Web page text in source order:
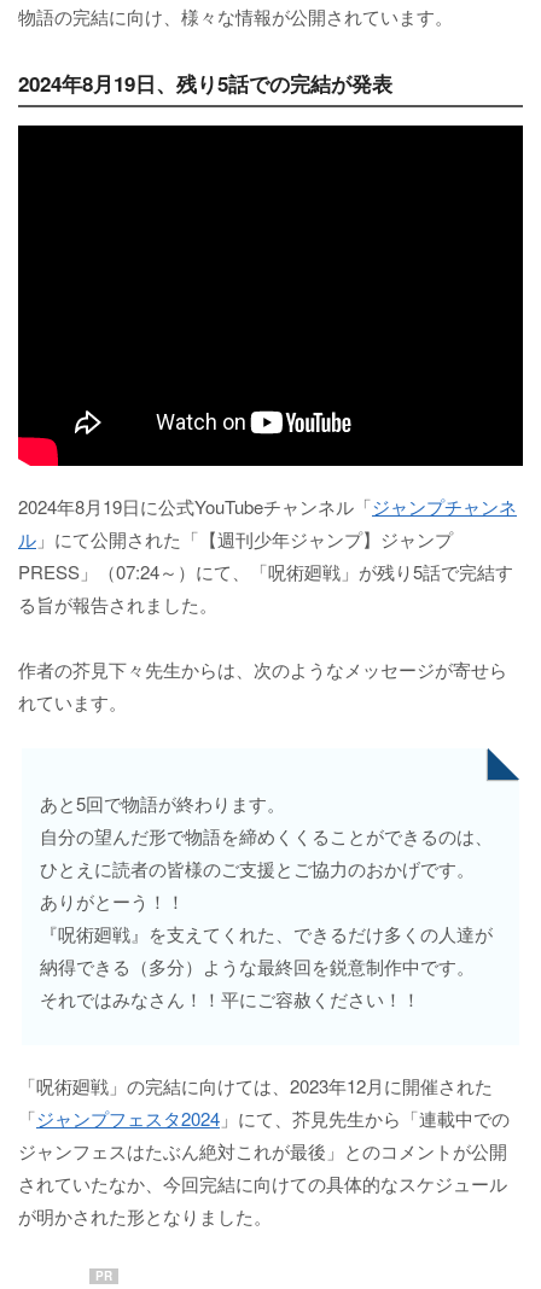
物語の完結に向け、様々な情報が公開されています。
2024年8月19日、残り5話での完結が発表
2024年8月19日に公式YouTubeチャンネル「ジャンプチャンネ
ル 」にて公開された「【週刊少年ジャンプ】ジャンプ
PRESS」（07:24～）にて、「呪術廻戦」が残り5話で完結す
る旨が報告されました。
作者の芥見下々先生からは、次のようなメッセージが寄せら
れています。
あと5回で物語が終わります。
自分の望んだ形で物語を締めくくることができるのは、
ひとえに読者の皆様のご支援とご協力のおかげです。
ありがとーう！！
『呪術廻戦』を支えてくれた、できるだけ多くの人達が
納得できる（多分）ような最終回を鋭意制作中です。
それではみなさん！！平にご容赦ください！！
「呪術廻戦」の完結に向けては、2023年12月に開催された
「ジャンプフェスタ2024 」にて、芥見先生から「連載中での
ジャンフェスはたぶん絶対これが最後」とのコメントが公開
されていたなか、今回完結に向けての具体的なスケジュール
が明かされた形となりました。
PR